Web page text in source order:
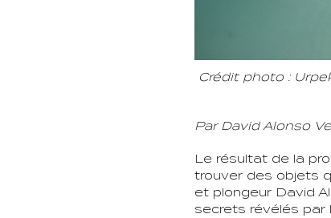
Crédit photo :
Par David Alonso
Le résultat de la
trouver des objets
et plongeur David
secrets révélés par